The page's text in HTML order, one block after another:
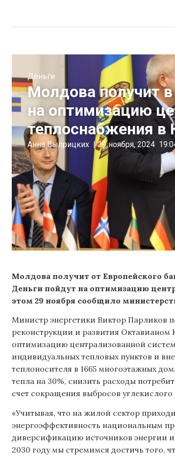
Деньги
Молдова получит
на оптимизацию
теплоснабжения в
Анна Выприцких | 29 ноября, 2024
Молдова получит от Европейского
Деньги пойдут на оптимизацию
этом 29 ноября сообщило
Министр энергетики Виктор Парликов
реконструкции и развития Октавианом
оптимизацию централизованной
индивидуальных тепловых пунктов и
теплоносителя в 1665 многоэтажных
тепла на 30%, снизить расходы
счет сокращения выбросов углекислого
«Учитывая, что на жилой сектор
энергоэффективность национальным
диверсификацию источников энергии
2030 году мы стремимся достичь